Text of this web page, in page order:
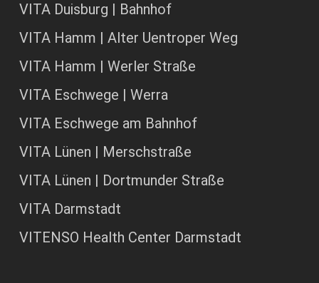
VITA Duisburg | Bahnhof
VITA Hamm | Alter Uentroper Weg
VITA Hamm | Werler Straße
VITA Eschwege | Werra
VITA Eschwege am Bahnhof
VITA Lünen | Merschstraße
VITA Lünen | Dortmunder Straße
VITA Darmstadt
VITENSO Health Center Darmstadt